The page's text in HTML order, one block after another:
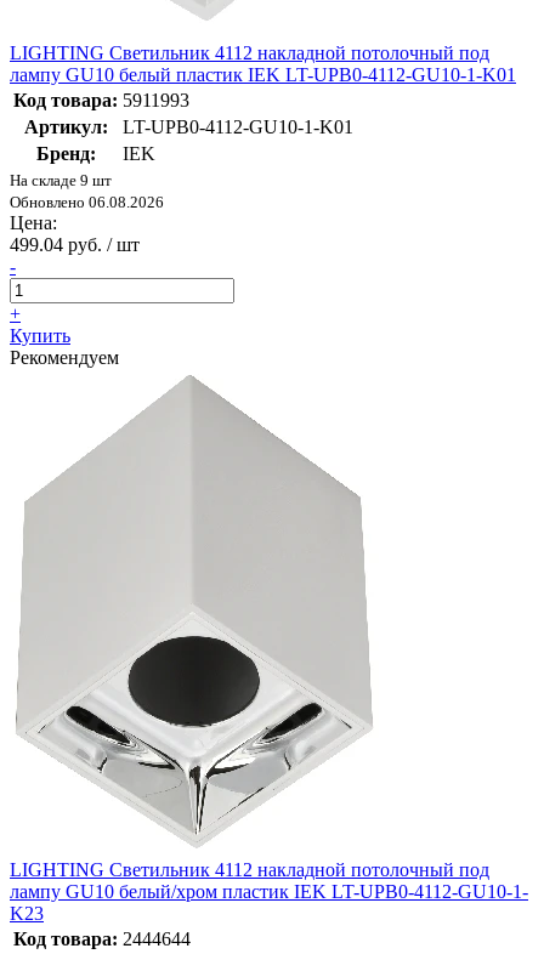
LIGHTING Светильник 4112 накладной потолочный под
лампу GU10 белый пластик IEK LT-UPB0-4112-GU10-1-K01
Код товара: 5911993
Артикул:
LT-UPB0-4112-GU10-1-K01
Бренд:
IEK
На складе 9 шт
Обновлено 06.08.2026
Цена:
499.04 руб. / шт
-
+
Купить
Рекомендуем
LIGHTING Светильник 4112 накладной потолочный под
лампу GU10 белый/хром пластик IEK LT-UPB0-4112-GU10-1-
K23
Код товара: 2444644